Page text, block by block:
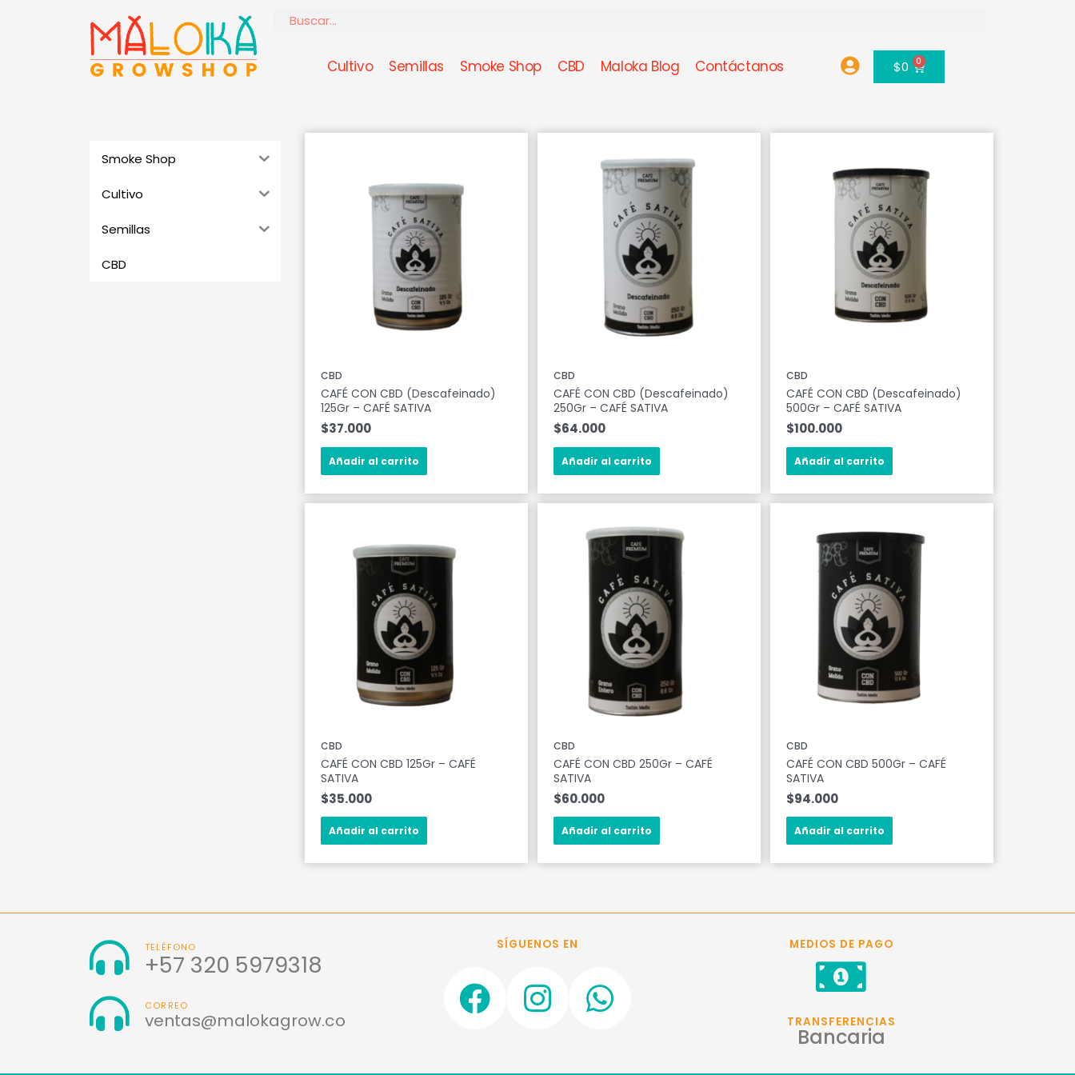
Buscar
Cultivo Semillas Smoke Shop CBD Maloka Blog Contáctanos $0 0 Carrito
Smoke Shop
Cultivo
Semillas
CBD
CBD
CAFÉ CON CBD (Descafeinado)
125Gr – CAFÉ SATIVA
$37.000
Añadir al carrito
CBD
CAFÉ CON CBD (Descafeinado)
250Gr – CAFÉ SATIVA
$64.000
Añadir al carrito
CBD
CAFÉ CON CBD (Descafeinado)
500Gr – CAFÉ SATIVA
$100.000
Añadir al carrito
CBD
CAFÉ CON CBD 125Gr – CAFÉ
SATIVA
$35.000
Añadir al carrito
CBD
CAFÉ CON CBD 250Gr – CAFÉ
SATIVA
$60.000
Añadir al carrito
CBD
CAFÉ CON CBD 500Gr – CAFÉ
SATIVA
$94.000
Añadir al carrito
TELÉFONO
+57 320 5979318
CORREO
ventas@malokagrow.co
SÍGUENOS EN
F
a
I
n
W
h
MEDIOS DE PAGO
TRANSFERENCIAS
Bancaria